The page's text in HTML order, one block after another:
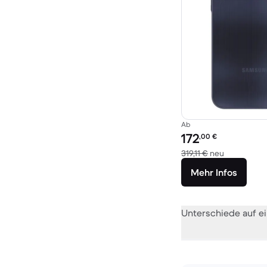
Ab
Preis des erneuerten
172,00 €
319,11 € neu
Mehr Infos
Unterschiede auf